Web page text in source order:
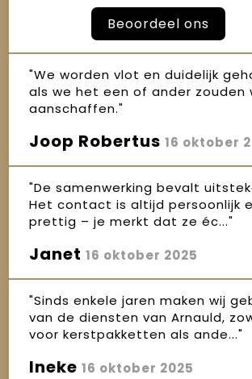
Beoordeel ons
"We worden vlot en duidelijk
als we het een of ander zouden
aanschaffen."
Joop Robertus 16 oktober
"De samenwerking bevalt
Het contact is altijd persoonlijk
prettig – je merkt dat ze éc..."
Janet 16 oktober 2025
"Sinds enkele jaren maken wij
van de diensten van Arnauld,
voor kerstpakketten als ande..."
Ineke 16 oktober 2025